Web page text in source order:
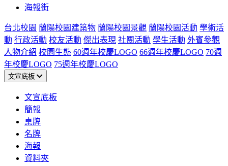
海報街
台北校園 蘭陽校園建築物 蘭陽校園景觀 蘭陽校園活動 學術活
動 行政活動 校友活動 傑出表現 社團活動 學生活動 外賓參觀
人物介紹 校園生態 60週年校慶LOGO 66週年校慶LOGO 70週
年校慶LOGO 75週年校慶LOGO
文宣底板
文宣底板
簡報
桌牌
名牌
海報
資料夾